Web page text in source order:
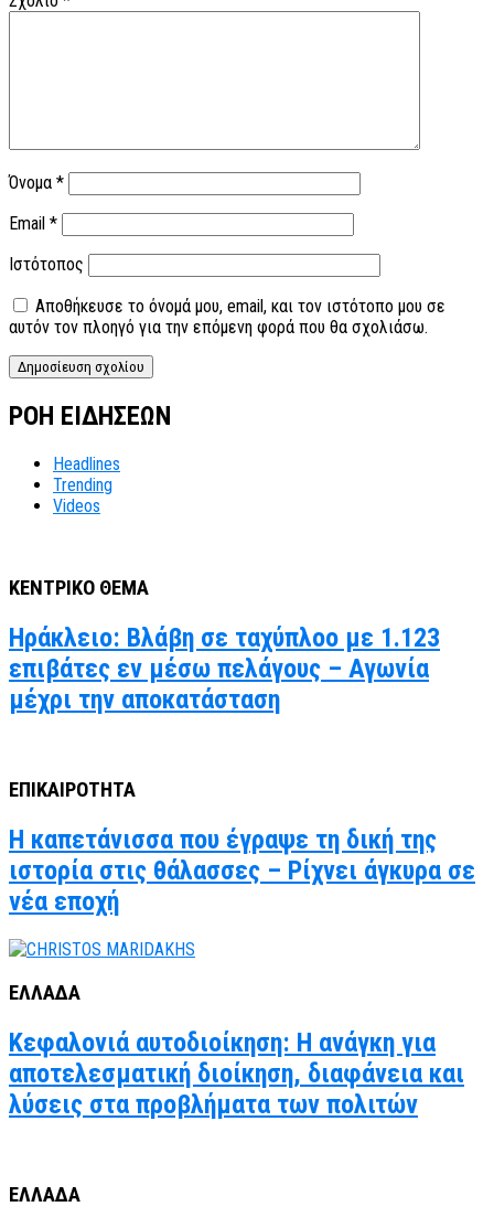
Όνομα *
Email *
Ιστότοπος
Αποθήκευσε το όνομά μου, email, και τον ιστότοπο μου σε
αυτόν τον πλοηγό για την επόμενη φορά που θα σχολιάσω.
ΡΟΗ ΕΙΔΗΣΕΩΝ
Headlines
Trending
Videos
ΚΕΝΤΡΙΚΟ ΘΕΜΑ
Ηράκλειο: Βλάβη σε ταχύπλοο με 1.123
επιβάτες εν μέσω πελάγους – Αγωνία
μέχρι την αποκατάσταση
ΕΠΙΚΑΙΡΟΤΗΤΑ
Η καπετάνισσα που έγραψε τη δική της
ιστορία στις θάλασσες – Ρίχνει άγκυρα σε
νέα εποχή
ΕΛΛΑΔΑ
Κεφαλονιά αυτοδιοίκηση: Η ανάγκη για
αποτελεσματική διοίκηση, διαφάνεια και
λύσεις στα προβλήματα των πολιτών
ΕΛΛΑΔΑ